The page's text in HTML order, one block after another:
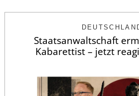
Staatsanwaltschaft
Kabarettist – jetzt